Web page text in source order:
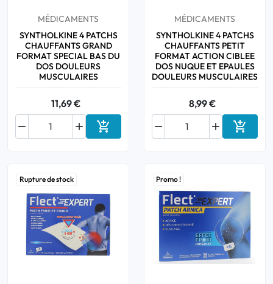
MÉDICAMENTS
SYNTHOLKINE 4 PATCHS
CHAUFFANTS GRAND
FORMAT SPECIAL BAS DU
DOS DOULEURS
MUSCULAIRES
11,69 €

 Ajouter au panier
MÉDICAMENTS
SYNTHOLKINE 4 PATCHS
CHAUFFANTS PETIT
FORMAT ACTION CIBLEE
DOS NUQUE ET EPAULES
DOULEURS MUSCULAIRES
8,99 €

 
Rupture de stock Promo !